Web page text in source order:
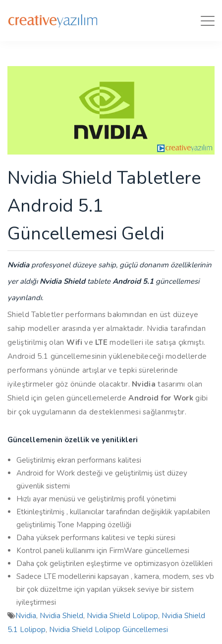
Nvidia Shield Tabletlere
Android 5.1
Güncellemesi Geldi
Nvidiaprofesyonel düzeye sahip, güçlü donanım özelliklerinin
yer aldığı Nvidia ShieldtableteAndroid 5.1 güncellemesi
yayınlandı.
Shield Tabletler performans bakımından en üst düzeye
sahip modeller arasında yer almaktadır. Nvidia tarafından
geliştirilmiş olan Wifi ve LTE modelleri ile satışa çıkmıştı.
Android 5.1 güncellemesinin yüklenebileceği modellerde
performans yönünde artışlar ve tepki sürelerinde
iyileştirmeler göz önünde olacaktır. Nvidiatasarımı olan
Shield için gelen güncellemelerdeAndroid for Work gibi
bir çok uygulamanın da desteklenmesi sağlanmıştır.
Güncellemenin özellik ve yenilikleri
Geliştirilmiş ekran performans kalitesi
Android for Work desteği ve geliştirilmiş üst düzey
güvenlik sistemi
Hızlı ayar menüsü ve geliştirilmiş profil yönetimi
Etkinleştirilmiş , kullanıcılar tarafından değişiklik yapılabilen
geliştirilimiş Tone Mapping özelliği
Daha yüksek performans kalitesi ve tepki süresi
Kontrol paneli kullanımı için FirmWare güncellemesi
Daha çok geliştirilen eşleştirme ve optimizasyon özellikleri
Sadece LTE modellerini kapsayan , kamera, modem, ses vb
bir çok düzeltme için yapılan yüksek seviye bir sistem
iyileştirmesi
Nvidia, Nvidia Shield, Nvidia Shield Lolipop, Nvidia Shield
5.1 Lolipop, Nvidia Shield Lolipop Güncellemesi